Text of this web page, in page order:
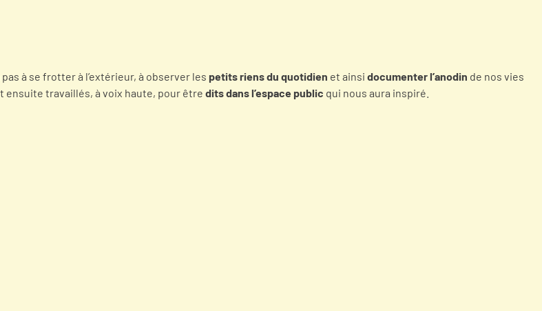
à se frotter à l’extérieur, à observer les petits riens du quotidien et ainsi documenter l’anodin de nos vies
travaillés, à voix haute, pour être dits dans l’espace public qui nous aura inspiré.